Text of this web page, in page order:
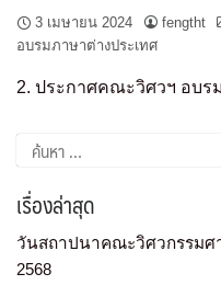
3 เมษายน 2024 fengtht
อบรมภาษาต่างประเทศ
2. ประกาศคณะวิศวฯ อบร
เรื่องล่าสุด
วันสถาปนาคณะวิศวกรรมศ
2568